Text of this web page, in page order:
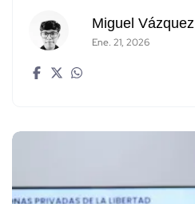
Miguel Vázquez
Ene. 21, 2026